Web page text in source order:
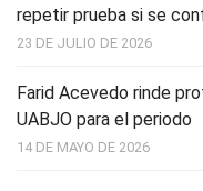
repetir prueba si se
23 DE JULIO DE 2026
Farid Acevedo rinde
UABJO para el periodo
14 DE MAYO DE 2026